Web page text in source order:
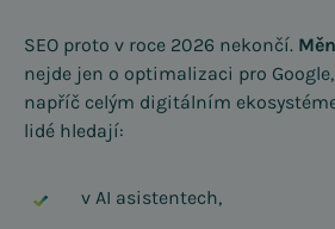
SEO proto v roce 2026 nekončí.
nejde jen o optimalizaci pro
napříč celým digitálním
lidé hledají:
v AI asistentech,